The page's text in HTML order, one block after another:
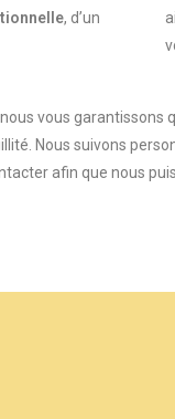
, d’un
vous
Nous suivons
afin que nous